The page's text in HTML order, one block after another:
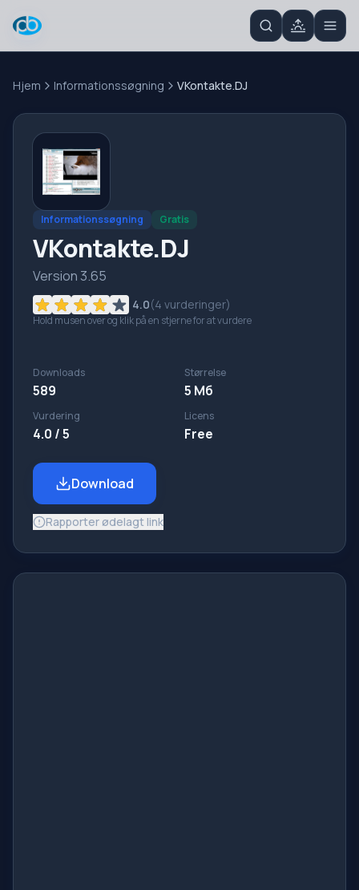
Hjem Informationssøgning VKontakte.DJ
Informationssøgning Gratis
VKontakte.DJ
Version 3.65
4.0(4 vurderinger)
Hold musen over og klik på en stjerne for at vurdere
Downloads
589
Størrelse
5 Мб
Vurdering
4.0 / 5
Licens
Free
Download
Rapporter ødelagt link